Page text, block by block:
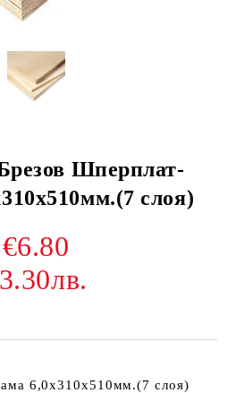
Шперплат-
слоя)
€6.80
6,0х310х510мм.(7 слоя)